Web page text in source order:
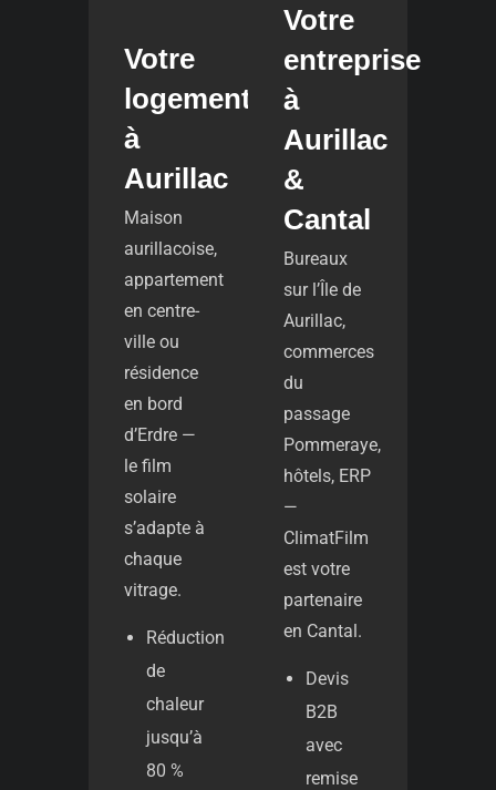
Votre
logement
à
Aurillac
Maison
aurillacoise,
appartement
en centre-
ville ou
résidence
en bord
d’Erdre —
le film
solaire
s’adapte à
chaque
vitrage.
Réduction
de
chaleur
jusqu’à
80 %
Votre
entreprise
à
Aurillac
&
Cantal
Bureaux
sur l’Île de
Aurillac,
commerces
du
passage
Pommeraye,
hôtels, ERP
—
ClimatFilm
est votre
partenaire
en Cantal.
Devis
B2B
avec
remise